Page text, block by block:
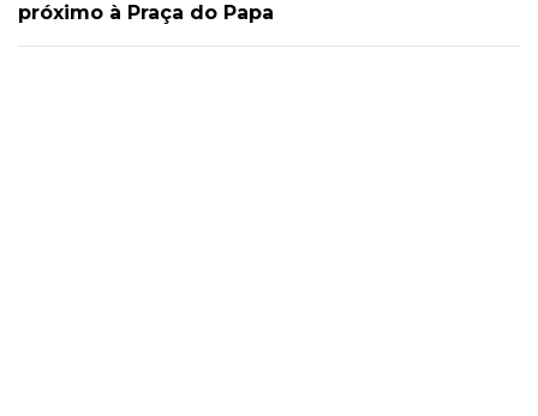
próximo à Praça do Papa